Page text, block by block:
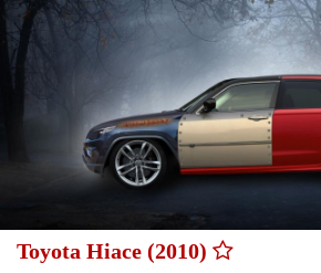
Toyota Hiace (2010)